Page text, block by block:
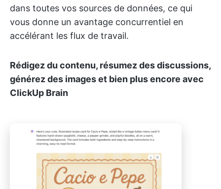
dans toutes vos sources de données, ce qui
vous donne un avantage concurrentiel en
accélérant les flux de travail.
Rédigez du contenu, résumez des discussions,
générez des images et bien plus encore avec
ClickUp Brain